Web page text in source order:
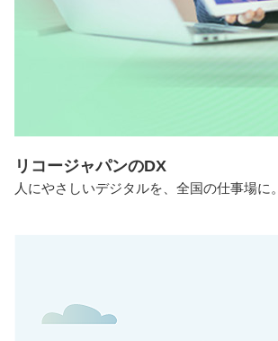
リコージャパンのDX
人にやさしいデジタルを、全国の仕事場に。